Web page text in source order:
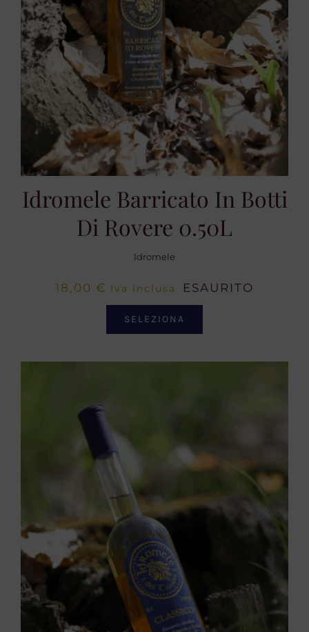
Idromele Barricato In Botti
Di Rovere 0.50L
Idromele
18,00 € Iva Inclusa ESAURITO
SELEZIONA